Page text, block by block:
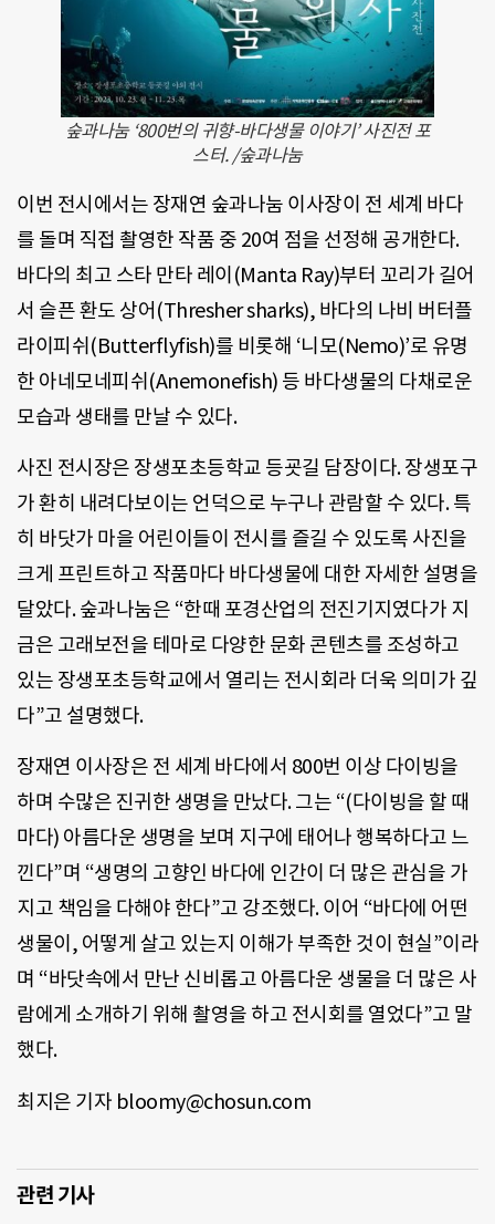
숲과나눔 ‘800번의 귀향-바다생물 이야기’ 사진전 포
스터. /숲과나눔
이번 전시에서는 장재연 숲과나눔 이사장이 전 세계 바다
를 돌며 직접 촬영한 작품 중 20여 점을 선정해 공개한다.
바다의 최고 스타 만타 레이(Manta Ray)부터 꼬리가 길어
서 슬픈 환도 상어(Thresher sharks), 바다의 나비 버터플
라이피쉬(Butterflyfish)를 비롯해 ‘니모(Nemo)’로 유명
한 아네모네피쉬(Anemonefish) 등 바다생물의 다채로운
모습과 생태를 만날 수 있다.
사진 전시장은 장생포초등학교 등굣길 담장이다. 장생포구
가 환히 내려다보이는 언덕으로 누구나 관람할 수 있다. 특
히 바닷가 마을 어린이들이 전시를 즐길 수 있도록 사진을
크게 프린트하고 작품마다 바다생물에 대한 자세한 설명을
달았다. 숲과나눔은 “한때 포경산업의 전진기지였다가 지
금은 고래보전을 테마로 다양한 문화 콘텐츠를 조성하고
있는 장생포초등학교에서 열리는 전시회라 더욱 의미가 깊
다”고 설명했다.
장재연 이사장은 전 세계 바다에서 800번 이상 다이빙을
하며 수많은 진귀한 생명을 만났다. 그는 “(다이빙을 할 때
마다) 아름다운 생명을 보며 지구에 태어나 행복하다고 느
낀다”며 “생명의 고향인 바다에 인간이 더 많은 관심을 가
지고 책임을 다해야 한다”고 강조했다. 이어 “바다에 어떤
생물이, 어떻게 살고 있는지 이해가 부족한 것이 현실”이라
며 “바닷속에서 만난 신비롭고 아름다운 생물을 더 많은 사
람에게 소개하기 위해 촬영을 하고 전시회를 열었다”고 말
했다.
최지은 기자 bloomy@chosun.com
관련 기사